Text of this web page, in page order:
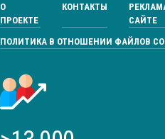
О
ПРОЕКТЕ
КОНТАКТЫ
САЙТЕ
ПОЛИТИКА В ОТНОШЕНИИ ФАЙЛОВ